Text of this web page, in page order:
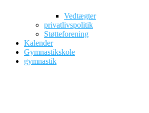
Vedtægter
privatlivspolitik
Støtteforening
Kalender
Gymnastikskole
gymnastik